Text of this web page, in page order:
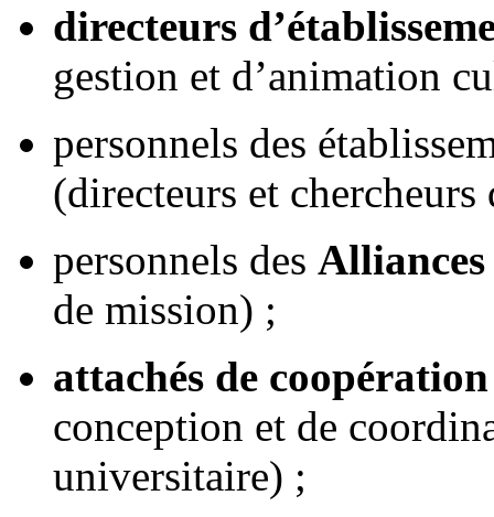
directeurs
gestion et d’animation
personnels des
(directeurs et
personnels des
de mission) ;
attachés de
conception et de
universitaire) ;